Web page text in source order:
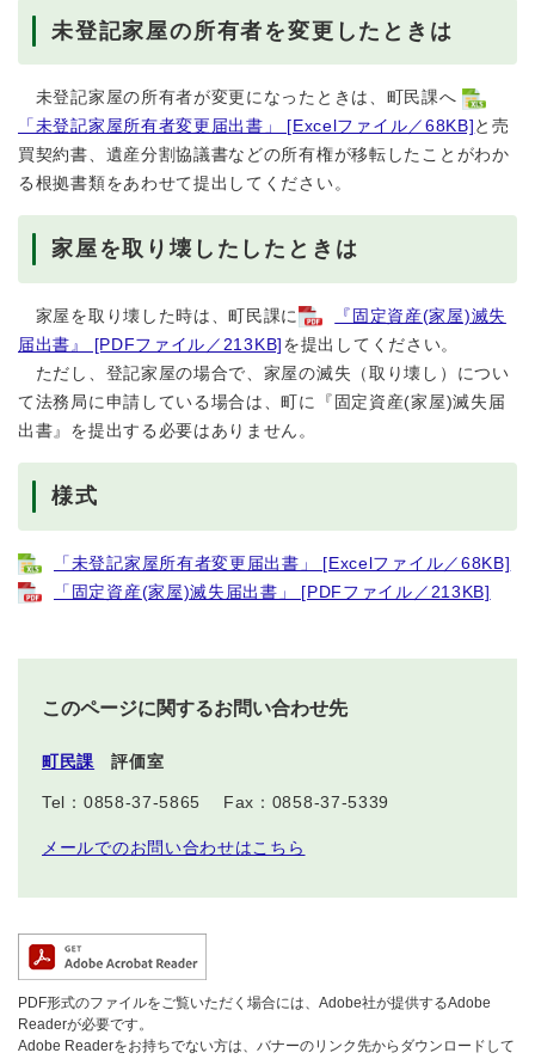
未登記家屋の所有者を変更したときは
未登記家屋の所有者が変更になったときは、町民課へ
「未登記家屋所有者変更届出書」 [Excelファイル／68KB]と売
買契約書、遺産分割協議書などの所有権が移転したことがわか
る根拠書類をあわせて提出してください。
家屋を取り壊したしたときは
家屋を取り壊した時は、町民課に
『固定資産(家屋)滅失
届出書』 [PDFファイル／213KB]を提出してください。
ただし、登記家屋の場合で、家屋の滅失（取り壊し）につい
て法務局に申請している場合は、町に『固定資産(家屋)滅失届
出書』を提出する必要はありません。
様式
「未登記家屋所有者変更届出書」 [Excelファイル／68KB]
「固定資産(家屋)滅失届出書」 [PDFファイル／213KB]
このページに関するお問い合わせ先
町民課 評価室
Tel：0858-37-5865 Fax：0858-37-5339
メールでのお問い合わせはこちら
PDF形式のファイルをご覧いただく場合には、Adobe社が提供するAdobe
Readerが必要です。
Adobe Readerをお持ちでない方は、バナーのリンク先からダウンロードして